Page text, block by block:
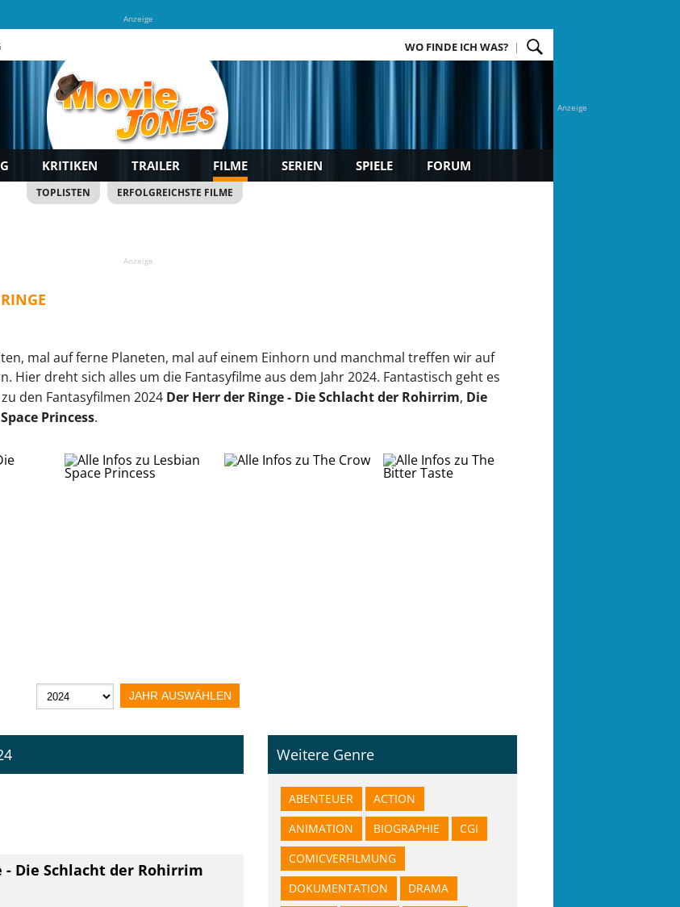
Anzeige
Anzeige
WO FINDE ICH WAS?
KRITIKEN TRAILER FILME SERIEN SPIELE FORUM
TOPLISTEN ERFOLGREICHSTE FILME
Anzeige
mal auf ferne Planeten, mal auf einem Einhorn und manchmal treffen wir auf
Hier dreht sich alles um die Fantasyfilme aus dem Jahr 2024. Fantastisch geht es
den Fantasyfilmen 2024 Der Herr der Ringe - Die Schlacht der Rohirrim, Die
Princess.
- Die Schlacht der Rohirrim
Weitere Genre
ABENTEUER
ACTION
ANIMATION
BIOGRAPHIE
CGI
COMICVERFILMUNG
DOKUMENTATION
DRAMA